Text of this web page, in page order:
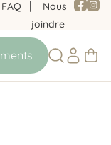
FAQ
Nous
joindre